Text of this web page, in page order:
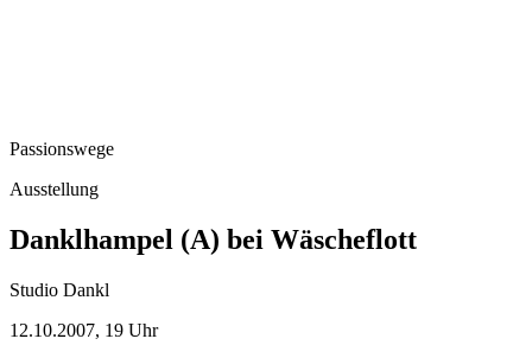
Passionswege
Ausstellung
Danklhampel (A) bei Wäscheflott
Studio Dankl
12.10.2007, 19 Uhr